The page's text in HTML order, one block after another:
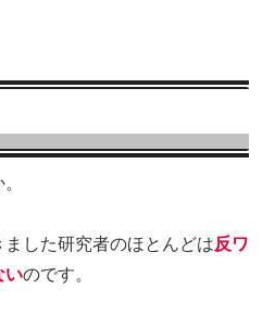
した研究者のほとんどは反ワ
いのです。